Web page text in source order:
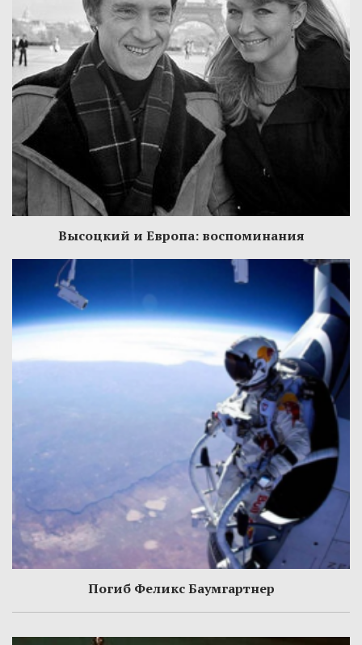
Высоцкий и Европа: воспоминания
Погиб Феликс Баумгартнер